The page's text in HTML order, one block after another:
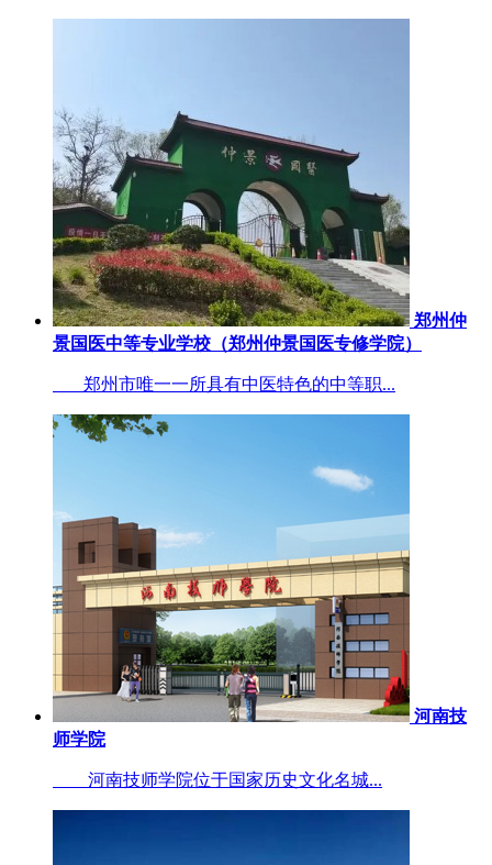
郑州仲
景国医中等专业学校（郑州仲景国医专修学院）
郑州市唯一一所具有中医特色的中等职...
河南技
师学院
河南技师学院位于国家历史文化名城...